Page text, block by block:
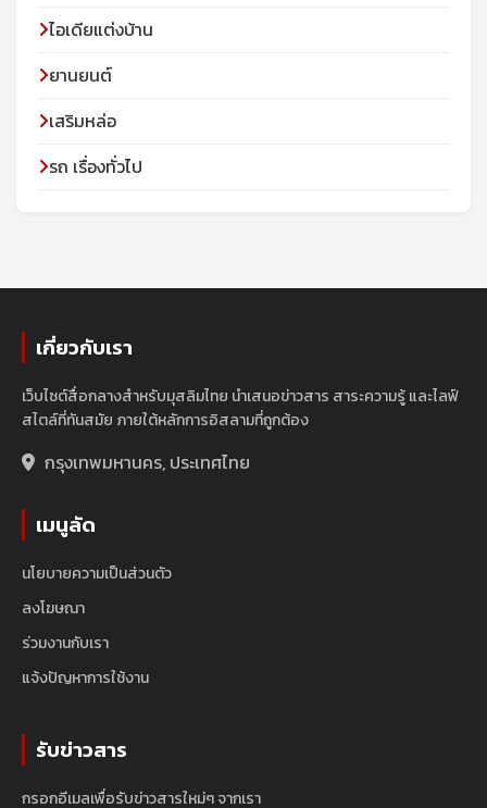
ไอเดียแต่งบ้าน
ยานยนต์
เสริมหล่อ
รถ เรื่องทั่วไป
เกี่ยวกับเรา
เว็บไซต์สื่อกลางสำหรับมุสลิมไทย นำเสนอข่าวสาร สาระความรู้ และไลฟ์
สไตล์ที่ทันสมัย ภายใต้หลักการอิสลามที่ถูกต้อง
กรุงเทพมหานคร, ประเทศไทย
เมนูลัด
นโยบายความเป็นส่วนตัว
ลงโฆษณา
ร่วมงานกับเรา
แจ้งปัญหาการใช้งาน
รับข่าวสาร
กรอกอีเมลเพื่อรับข่าวสารใหม่ๆ จากเรา